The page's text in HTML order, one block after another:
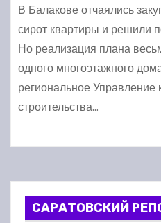
В Балакове отчаялись
сирот квартиры и решили
Но реализация плана
одного многоэтажного
региональное Управление
строительства…
САРАТОВСКИЙ